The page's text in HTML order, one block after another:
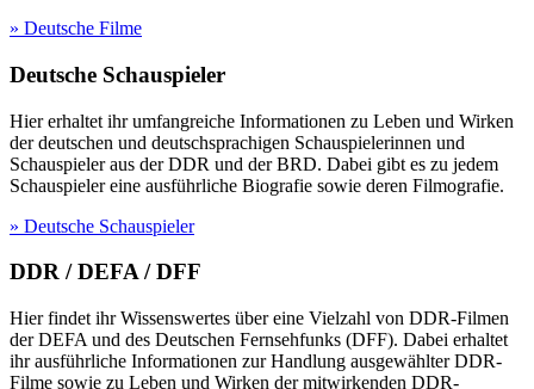
» Deutsche Filme
Deutsche Schauspieler
Hier erhaltet ihr umfangreiche Informationen zu Leben und Wirken
der deutschen und deutschsprachigen Schauspielerinnen und
Schauspieler aus der DDR und der BRD. Dabei gibt es zu jedem
Schauspieler eine ausführliche Biografie sowie deren Filmografie.
» Deutsche Schauspieler
DDR / DEFA / DFF
Hier findet ihr Wissenswertes über eine Vielzahl von DDR-Filmen
der DEFA und des Deutschen Fernsehfunks (DFF). Dabei erhaltet
ihr ausführliche Informationen zur Handlung ausgewählter DDR-
Filme sowie zu Leben und Wirken der mitwirkenden DDR-